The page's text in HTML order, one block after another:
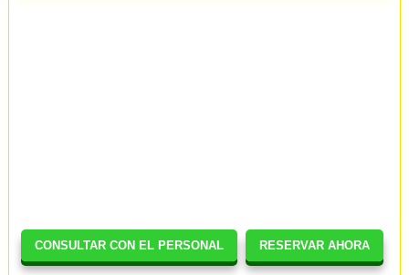
CONSULTAR CON EL PERSONAL RESERVAR AHORA